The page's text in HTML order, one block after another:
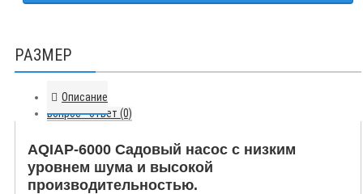
РАЗМЕР
Описание
Вопрос - ответ (0)
AQIAP-6000 Садовый насос с низким
уровнем шума и высокой
производительностью.